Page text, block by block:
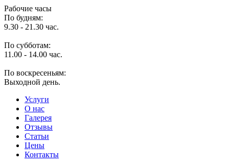
Рабочие часы
По будням:
9.30 - 21.30 час.
По субботам:
11.00 - 14.00 час.
По воскресеньям:
Выходной день.
Услуги
O нас
Галерея
Отзывы
Статьи
Цены
Контакты